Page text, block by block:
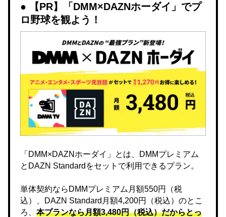
【PR】「DMM×DAZNホーダイ」でプ
ロ野球を観よう！
「DMM×DAZNホーダイ」とは、DMMプレミアム
とDAZN Standardをセットで利用できるプラン。
単体契約ならDMMプレミアム月額550円（税
込）、DAZN Standard月額4,200円（税込）のとこ
ろ、 本プランなら月額3,480円（税込）だからとっ